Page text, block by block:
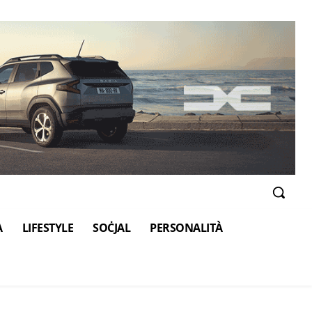
LIFESTYLE SOĊJAL PERSONALITÀ